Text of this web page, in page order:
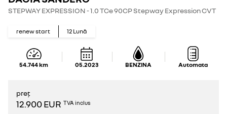
STEPWAY EXPRESSION - 1.0 TCe 90CP Stepway Expression CVT
renew start 12 Lună
54.744km 05.2023 BENZINA Automata
preț
12.900 EUR TVA inclus